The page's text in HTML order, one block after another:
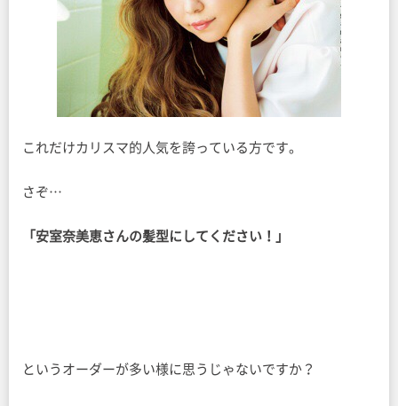
これだけカリスマ的人気を誇っている方です。
さぞ…
「安室奈美恵さんの髪型にしてください！」
というオーダーが多い様に思うじゃないですか？